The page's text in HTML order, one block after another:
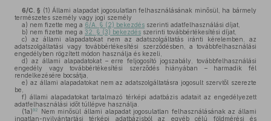
6/C. § (1) Állami alapadat jogosulatlan felhasználásának minősül, ha bármely
természetes személy vagy jogi személy
a) nem fizette meg a 6/A. § (2) bekezdés szerinti adatfelhasználási díjat,
b) nem fizette meg a 32. § (3) bekezdés szerinti továbbértékesítési díjat,
c) az állami alapadatokat nem az adatszolgáltatás iránti kérelemben, az
adatszolgáltatási vagy továbbértékesítési szerződésben, a továbbfelhasználási
engedélyben rögzített módon használja és kezeli,
d) az állami alapadatokat – erre feljogosító jogszabály, továbbfelhasználási
engedély vagy továbbértékesítési szerződés hiányában – harmadik fél
rendelkezésére bocsátja,
e) az állami alapadatokat nem az adatszolgáltatásra jogosult szervtől szerezte
be,
f) állami alapadatokat tartalmazó térképi adatbázis adatait az engedélyezett
adatfelhasználási időt túllépve használja.
(1a)92
Nem minősül állami alapadat jogosulatlan felhasználásának az állami
ingatlan-nyilvántartási térképi adatbázisból az egyéb célú földmérési és